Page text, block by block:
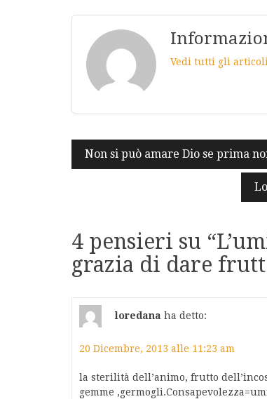
Vedi tutti gli
Navigazione
articoli
Non si può amare Dio se prima
4 pensieri su “
grazia di dare
loredana ha detto:
20 Dicembre, 2013 alle 11:23 am
la sterilità dell’animo, frutto
gemme